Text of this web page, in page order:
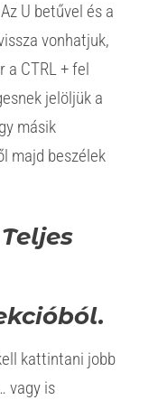
U betűvel és a
vonhatjuk,
a CTRL + fel
jelöljük a
másik
majd beszélek
kattintani jobb
vagy is